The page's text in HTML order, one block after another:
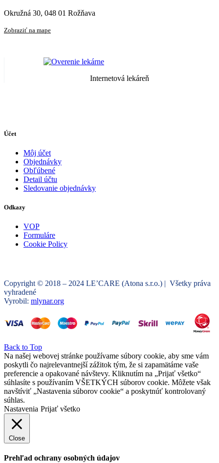
Okružná 30, 048 01 Rožňava
Zobraziť na mape
Internetová lekáreň
Účet
Môj účet
Objednávky
Obľúbené
Detail účtu
Sledovanie objednávky
Odkazy
VOP
Formuláre
Cookie Policy
Copyright © 2018 – 2024 LE’CARE (Atona s.r.o.) | Všetky práva
vyhradené
Vyrobil: mlynar.org
Back to Top
Na našej webovej stránke používame súbory cookie, aby sme vám
poskytli čo najrelevantnejší zážitok tým, že si zapamätáme vaše
preferencie a opakované návštevy. Kliknutím na „Prijať všetko“
súhlasíte s používaním VŠETKÝCH súborov cookie. Môžete však
navštíviť „Nastavenia súborov cookie“ a poskytnúť kontrolovaný
súhlas.
Nastavenia Prijať všetko
Close
Prehľad ochrany osobných údajov